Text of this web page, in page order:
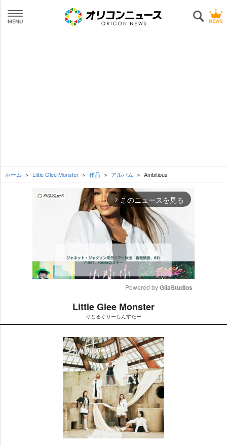
ホーム Little Glee Monster 作品 アルバム Ambitious
arrow_forward_ios このニュースを見る
t
e
Powered by GliaStudios
Little Glee Monster
りとるぐりーもんすたー